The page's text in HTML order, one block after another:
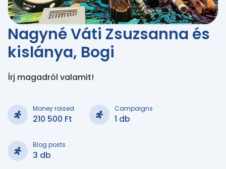
Nagyné Váti Zsuzsanna és
kislánya, Bogi
Írj magadról valamit!
Money raised
210 500 Ft
Campaigns
1 db
Blog posts
3 db